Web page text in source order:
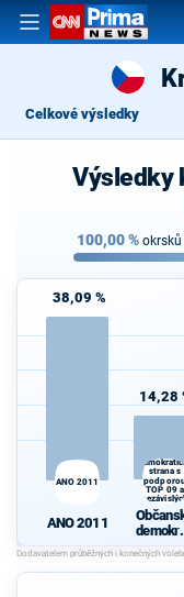
Celkové výsledky
Výsledky
100,00% okrsků
38,09 %
ANO 2011
ANO 2011
14,28
strana s
TOP 09 a
nezávislých
starostů
cká
s
TOP 09